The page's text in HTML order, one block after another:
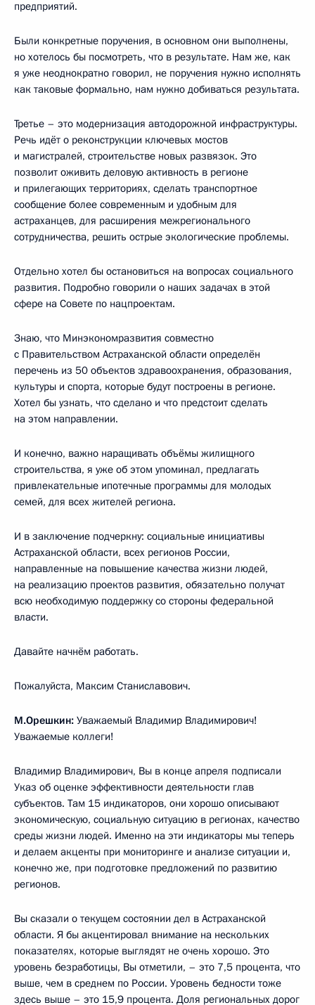
предприятий.
Были конкретные поручения, в основном они выполнены,
но хотелось бы посмотреть, что в результате. Нам же, как
я уже неоднократно говорил, не поручения нужно исполнять
как таковые формально, нам нужно добиваться результата.
Третье – это модернизация автодорожной инфраструктуры.
Речь идёт о реконструкции ключевых мостов
и магистралей, строительстве новых развязок. Это
позволит оживить деловую активность в регионе
и прилегающих территориях, сделать транспортное
сообщение более современным и удобным для
астраханцев, для расширения межрегионального
сотрудничества, решить острые экологические проблемы.
Отдельно хотел бы остановиться на вопросах социального
развития. Подробно говорили о наших задачах в этой
сфере на Совете по нацпроектам.
Знаю, что Минэкономразвития совместно
с Правительством Астраханской области определён
перечень из 50 объектов здравоохранения, образования,
культуры и спорта, которые будут построены в регионе.
Хотел бы узнать, что сделано и что предстоит сделать
на этом направлении.
И конечно, важно наращивать объёмы жилищного
строительства, я уже об этом упоминал, предлагать
привлекательные ипотечные программы для молодых
семей, для всех жителей региона.
И в заключение подчеркну: социальные инициативы
Астраханской области, всех регионов России,
направленные на повышение качества жизни людей,
на реализацию проектов развития, обязательно получат
всю необходимую поддержку со стороны федеральной
власти.
Давайте начнём работать.
Пожалуйста, Максим Станиславович.
М.Орешкин: Уважаемый Владимир Владимирович!
Уважаемые коллеги!
Владимир Владимирович, Вы в конце апреля подписали
Указ об оценке эффективности деятельности глав
субъектов. Там 15 индикаторов, они хорошо описывают
экономическую, социальную ситуацию в регионах, качество
среды жизни людей. Именно на эти индикаторы мы теперь
и делаем акценты при мониторинге и анализе ситуации и,
конечно же, при подготовке предложений по развитию
регионов.
Вы сказали о текущем состоянии дел в Астраханской
области. Я бы акцентировал внимание на нескольких
показателях, которые выглядят не очень хорошо. Это
уровень безработицы, Вы отметили, – это 7,5 процента, что
выше, чем в среднем по России. Уровень бедности тоже
здесь выше – это 15,9 процента. Доля региональных дорог